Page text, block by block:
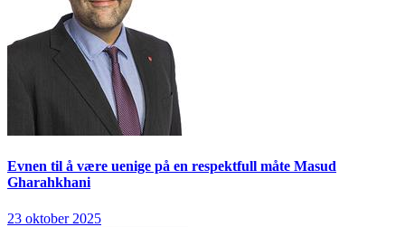
Evnen til å være uenige på en respektfull måte Masud
Gharahkhani
23 oktober 2025